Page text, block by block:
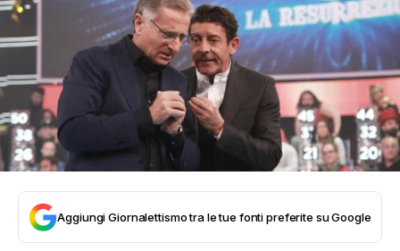
Aggiungi Giornalettismo tra le tue fonti preferite su Google